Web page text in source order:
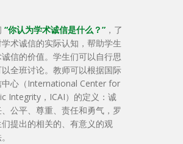
“你认为学术诚信是什么？” ，了
术诚信的实际认知，帮助学生
信的价值。学生们可以自行思
全班讨论。教师可以根据国际
中心（International Center for
Integrity，ICAI）的定义：诚
公平、尊重、责任和勇气，罗
提出的相关的、有意义的观